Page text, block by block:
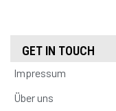
GET IN TOUCH
Impressum
Über uns